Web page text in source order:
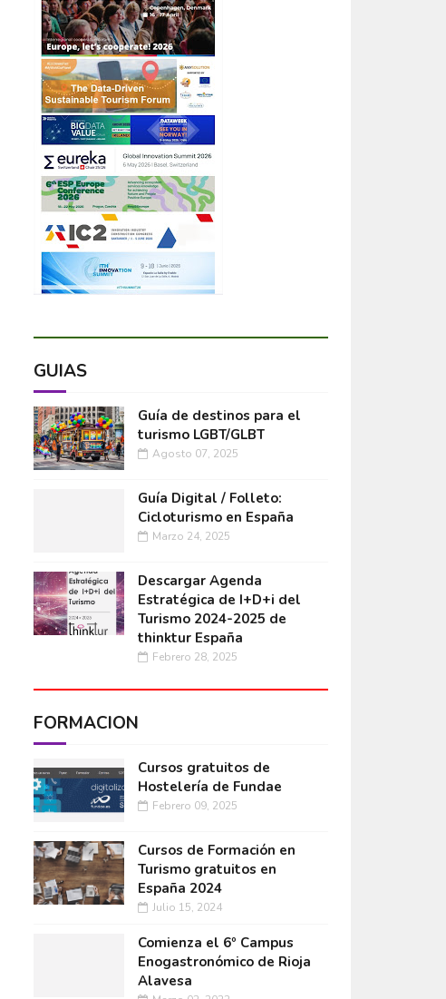
GUÍAS
Guía de destinos para el
turismo LGBT/GLBT
Agosto 07, 2025
Guía Digital / Folleto:
Cicloturismo en España
Marzo 24, 2025
Descargar Agenda
Estratégica de I+D+i del
Turismo 2024-2025 de
thinktur España
Febrero 28, 2025
FORMACIÓN
Cursos gratuitos de
Hostelería de Fundae
Febrero 09, 2025
Cursos de Formación en
Turismo gratuitos en
España 2024
Julio 15, 2024
Comienza el 6º Campus
Enogastronómico de Rioja
Alavesa